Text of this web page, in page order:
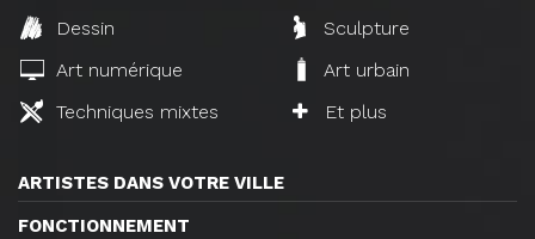
Dessin
Sculpture
Art numérique
Art urbain
Techniques mixtes
Et plus
ARTISTES DANS VOTRE VILLE
FONCTIONNEMENT